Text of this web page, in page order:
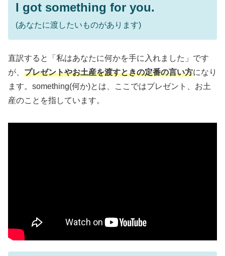
I got something for you.
(あなたに渡したいものがあります)
直訳すると「私はあなたに何かを手に入れました」です
が、 プレゼントやお土産を渡すときの定番の言い方になり
ます。something(何か)とは、ここではプレゼント、お土
産のことを指しています。